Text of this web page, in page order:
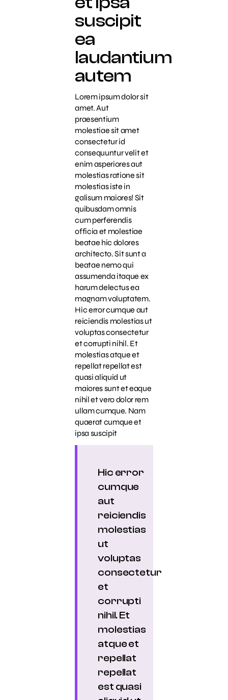
suscipit
ea
laudantium
autem
Lorem ipsum dolor sit
amet. Aut
praesentium
molestiae sit amet
consectetur id
consequuntur velit et
enim asperiores aut
molestias ratione sit
molestias iste in
galisum maiores! Sit
quibusdam omnis
cum perferendis
officia et molestiae
beatae hic dolores
architecto. Sit sunt a
beatae nemo qui
assumenda itaque ex
harum delectus ea
magnam voluptatem.
Hic error cumque aut
reiciendis molestias ut
voluptas consectetur
et corrupti nihil. Et
molestias atque et
repellat repellat est
quasi aliquid ut
maiores sunt et eaque
nihil et vero dolor rem
ullam cumque. Nam
quaerat cumque et
ipsa suscipit
Hic error
cumque
aut
reiciendis
molestias
ut
voluptas
consectetur
et
corrupti
nihil. Et
molestias
atque et
repellat
repellat
est quasi